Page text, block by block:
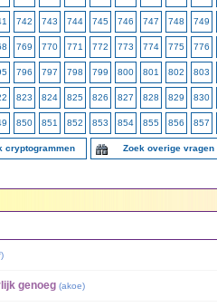
742 743 744 745 746 747 748 749
769 770 771 772 773 774 775 776
796 797 798 799 800 801 802 803
823 824 825 826 827 828 829 830
850 851 852 853 854 855 856 857
cryptogrammen Zoek overige vragen
)
genoeg (akoe)